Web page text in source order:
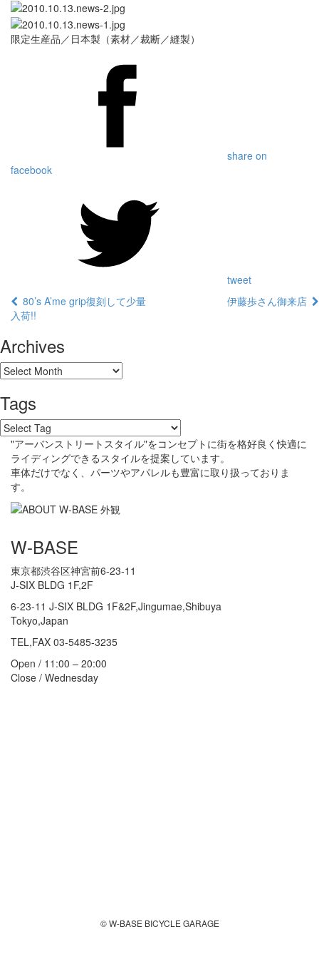
限定生産品／日本製（素材／裁断／縫製）
share on
facebook
tweet
80’s A’me grip復刻して少量
入荷!!
伊藤歩さん御来店
Archives
Tags
"アーバンストリートスタイル"をコンセプトに街を格好良く快適に
ライディングできるスタイルを提案しています。
車体だけでなく、パーツやアパレルも豊富に取り扱っておりま
す。
W-BASE
東京都渋谷区神宮前6-23-11
J-SIX BLDG 1F,2F
6-23-11 J-SIX BLDG 1F&2F,Jingumae,Shibuya
Tokyo,Japan
TEL,FAX 03-5485-3235
Open / 11:00 – 20:00
Close / Wednesday
© W-BASE BICYCLE GARAGE